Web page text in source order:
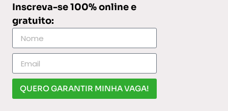
Inscreva-se 100% online e
gratuito:
QUERO GARANTIR MINHA VAGA!